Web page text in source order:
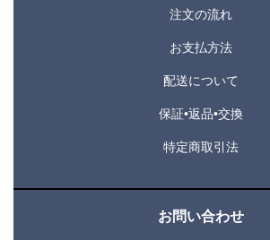
注文の流れ
お支払方法
配送について
保証•返品•交換
特定商取引法
お問い合わせ